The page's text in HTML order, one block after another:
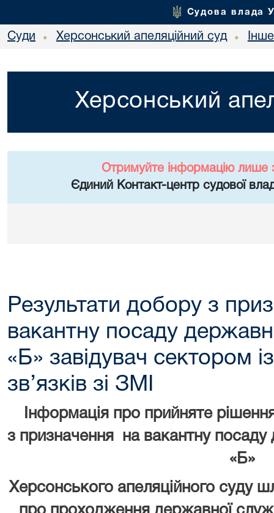
Судова влада
Суди • Херсонський апеляційний суд • Інше
Херсонський
Отримуйте інформацію лише
Єдиний Контакт-центр судової
Результати добору з
вакантну посаду
«Б» завідувач сектором
зв’язків зі ЗМІ
Інформація про прийняте
з призначення на вакантну посаду
«Б»
Херсонського апеляційного суду